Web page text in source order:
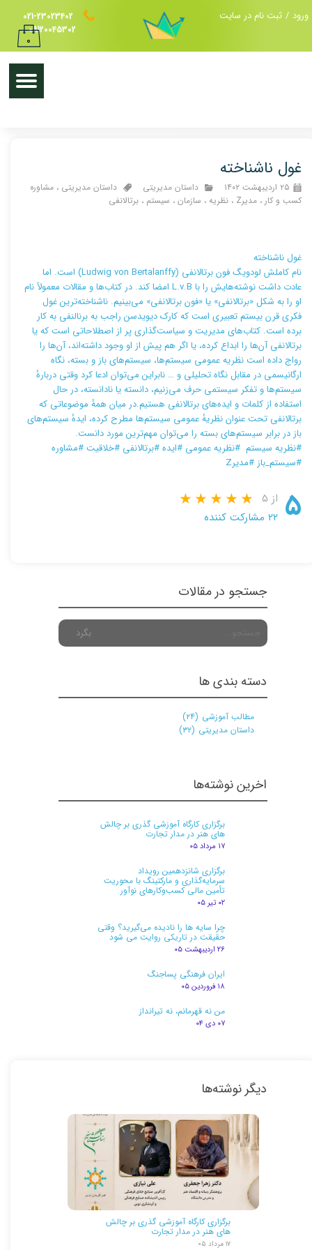
021-23023402
09120045302
ورود / ثبت نام در سایت
۰
غول ناشناخته
۲۵ اردیبهشت ۱۴۰۲ داستان مدیریتی داستان مدیریتی ، مشاوره
کسب و کار ، مدیرZ ، نظریه ، سازمان ، سیستم ، برتالانفی
غول ناشناخته
نام کاملش‌ لودویگ فون برتالانفی (Ludwig von Bertalanffy) است. اما
عادت داشت نوشته‌هایش را با L.v.B امضا کند. در کتاب‌ها و مقالات معمولاً نام
او را به شکل «برتالانفی» یا «فون برتالانفی» می‌بینیم. ناشناخته‌ترین غول
فکری قرن بیستم تعبیری است که کارک دیویدسن راجب به برنالنفی به کار
برده است. کتاب‌های مدیریت و سیاست‌گذاری پر از اصطلاحاتی است که یا
برتالانفی آن‌ها را ابداع کرده، یا اگر هم پیش از او وجود داشته‌اند، آن‌ها را
رواج داده است نظریه عمومی سیستم‌ها، سیستم‌های باز و بسته، نگاه
ارگانیسمی در مقابل نگاه تحلیلی و … نابراین می‌توان ادعا کرد وقتی دربارهٔ
سیستم‌ها و تفکر سیستمی حرف می‌زنیم، دانسته یا نادانسته، در حال
استفاده از کلمات و ایده‌های برتالانفی هستیم.در میان همهٔ موضوعاتی که
برتالانفی تحت عنوان نظریهٔ عمومی سیستم‌ها مطرح کرده، ایدهٔ سیستم‌های
باز در برابر سیستم‌های بسته را می‌توان مهم‌ترین مورد دانست.
#نظریه سیستم #نظریه عمومی #ایده #برتالانفی #خلاقیت #مشاوره
#سیستم_باز #مدیرZ
۵ از ۵
۲۲ مشارکت کننده
دسته بندی ها
مطالب آموزشی (۲۴)
داستان مدیریتی (۳۲)
جستجو در مقالات
بگرد
اخرین نوشته‌ها
برگزاری کارگاه آموزشی گذری بر چالش
های هنر در مدار تجارت
۱۷ مرداد ۰۵
برگزاری شانزدهمین رویداد
سرمایه‌گذاری و مارکتینگ با محوریت
تأمین مالی کسب‌وکارهای نوآور
۰۲ تیر ۰۵
چرا سایه ها را نادیده می‌گیرید؟ وقتی
حقیقت در تاریکی روایت می شود
۲۶ اردیبهشت ۰۵
ایران فرهنگی پساجنگ
۱۸ فروردین ۰۵
من نه قهرمانم، نه تیرانداز
۰۷ دی ۰۴
دیگر نوشته‌ها
برگزاری کارگاه آموزشی گذری بر چالش
های هنر در مدار تجارت
۱۷ مرداد ۰۵